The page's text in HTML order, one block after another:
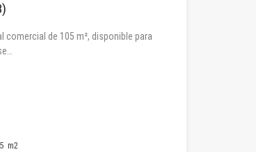
comercial de 105 m², disponible para
m2